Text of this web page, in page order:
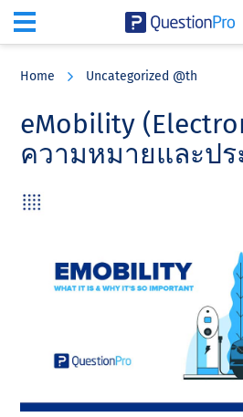
content
sidebar
Home Uncategorized @th
eMobility
ความหมายและป